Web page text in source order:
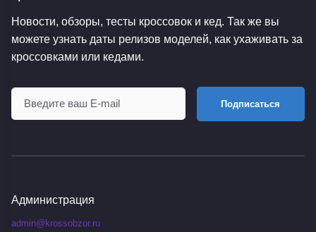
Новости, обзоры, тесты кроссовок и кед. Так же вы
можете узнать даты релизов моделей, как ухаживать за
кроссовками или кедами.
Подписаться
Администрация
admin@krossobzor.ru